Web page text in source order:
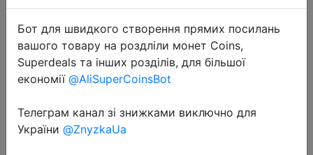
2021-01-29
Бот для швидкого створення прямих посилань
вашого товару на роздліли монет Coins,
Superdeals та інших розділів, для більшої
економії @AliSuperCoinsBot
Телеграм канал зі знижками виключно для
України @ZnyzkaUa